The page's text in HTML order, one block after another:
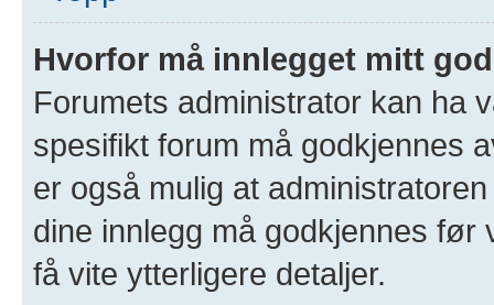
Hvorfor må innlegget mitt
Forumets administrator kan ha
spesifikt forum må godkjennes
er også mulig at
dine innlegg må godkjennes før
få vite ytterligere detaljer.